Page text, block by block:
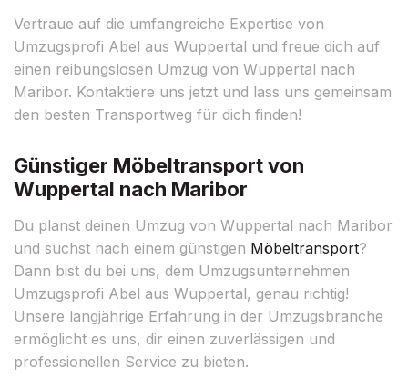
Vertraue auf die umfangreiche Expertise von
Umzugsprofi Abel aus Wuppertal und freue dich auf
einen reibungslosen Umzug von Wuppertal nach
Maribor. Kontaktiere uns jetzt und lass uns gemeinsam
den besten Transportweg für dich finden!
Günstiger Möbeltransport von
Wuppertal nach Maribor
Du planst deinen Umzug von Wuppertal nach Maribor
und suchst nach einem günstigen Möbeltransport?
Dann bist du bei uns, dem Umzugsunternehmen
Umzugsprofi Abel aus Wuppertal, genau richtig!
Unsere langjährige Erfahrung in der Umzugsbranche
ermöglicht es uns, dir einen zuverlässigen und
professionellen Service zu bieten.